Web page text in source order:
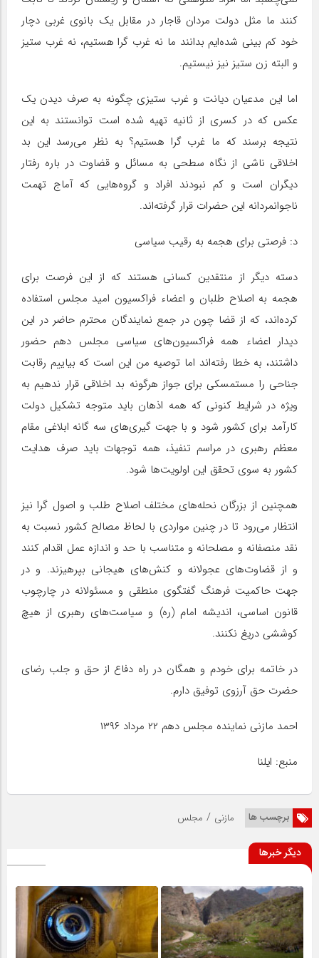
کنند ما مثل دولت مردان قاجار در مقابل یک بانوی غربی دچار
خود کم بینی شده‌ایم بدانند ما نه غرب گرا هستیم، نه غرب ستیز
و البته زن ستیز نیز نیستیم.
اما این مدعیان دیانت و غرب ستیزی چگونه به صرف دیدن یک
عکس که در کسری از ثانیه تهیه شده است توانستند به این
نتیجه برسند که ما غرب گرا هستیم؟ به نظر می‌رسد این بد
اخلاقی ناشی از نگاه سطحی به مسائل و قضاوت در باره رفتار
دیگران است و کم نبودند افراد و گروه‌هایی که آماج تهمت
ناجوانمردانه این حضرات قرار گرفته‌اند.
د: فرصتی برای هجمه به رقیب سیاسی
دسته دیگر از منتقدین کسانی هستند که از این فرصت برای
هجمه به اصلاح طلبان و اعضاء فراکسیون امید مجلس استفاده
کرده‌اند، که از قضا چون در جمع نمایندگان محترم حاضر در این
دیدار اعضاء همه فراکسیون‌های سیاسی مجلس دهم حضور
داشتند، به خطا رفته‌اند اما توصیه من این است که بیاییم رقابت
جناحی را مستمسکی برای جواز هرگونه بد اخلاقی قرار ندهیم به
ویژه در شرایط کنونی که همه اذهان باید متوجه تشکیل دولت
کارآمد برای کشور شود و با جهت گیری‌های سه گانه ابلاغی مقام
معظم رهبری در مراسم تنفیذ، همه توجهات باید صرف هدایت
کشور به سوی تحقق این اولویت‌ها شود.
همچنین از بزرگان نحله‌های مختلف اصلاح طلب و اصول گرا نیز
انتظار می‌رود تا در چنین مواردی با لحاظ مصالح کشور نسبت به
نقد منصفانه و مصلحانه و متناسب با حد و اندازه عمل اقدام کنند
و از قضاوت‌های عجولانه و کنش‌های هیجانی بپرهیزند. و در
جهت حاکمیت فرهنگ گفتگوی منطقی و مسئولانه در چارچوب
قانون اساسی، اندیشه امام (ره) و سیاست‌های رهبری از هیچ
کوششی دریغ نکنند.
در خاتمه برای خودم و همگان در راه دفاع از حق و جلب رضای
حضرت حق آرزوی توفیق دارم.
احمد مازنی نماینده مجلس دهم ۲۲ مرداد ۱۳۹۶
منبع: ایلنا
برچسب ها مازنی / مجلس
دیگر خبرها